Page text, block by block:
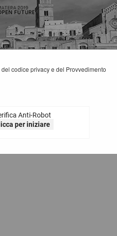
codice privacy e del Provvedimento
Anti-Robot
per iniziare